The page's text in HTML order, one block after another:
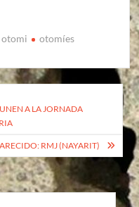
otomíes
A LA JORNADA
RMJ (NAYARIT)